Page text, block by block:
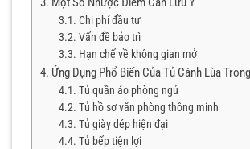
Chi phí đầu tư
Vấn đề bảo trì
Hạn chế về không gian mở
Ứng Dụng Phổ Biến Của Tủ Cánh Lùa
Tủ quần áo phòng ngủ
Tủ hồ sơ văn phòng thông minh
Tủ giày dép hiện đại
Tủ bếp tiện lợi